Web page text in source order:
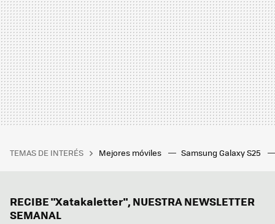
TEMAS DE INTERÉS Mejores móviles Samsung Galaxy S25
RECIBE "Xatakaletter", NUESTRA NEWSLETTER
SEMANAL